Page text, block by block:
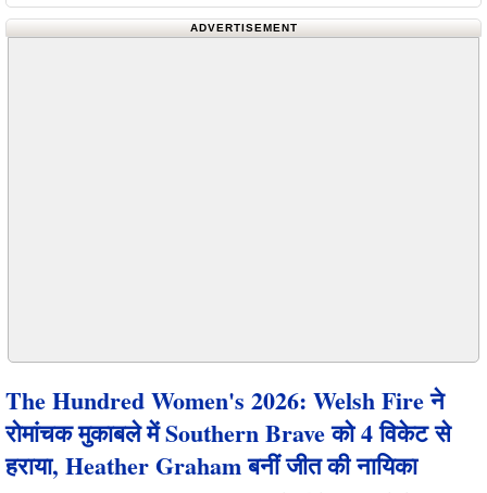
ADVERTISEMENT
The Hundred Women's 2026: Welsh Fire ने
रोमांचक मुकाबले में Southern Brave को 4 विकेट से
हराया, Heather Graham बनीं जीत की नायिका